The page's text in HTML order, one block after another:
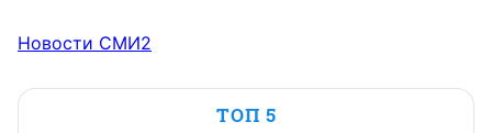
Новости СМИ2
ТОП 5